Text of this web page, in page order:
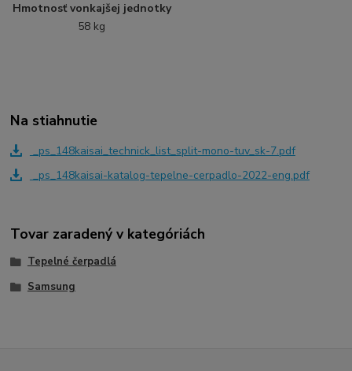
Hmotnosť vonkajšej jednotky
58 kg
Na stiahnutie
_ps_148kaisai_technick_list_split-mono-tuv_sk-7.pdf
_ps_148kaisai-katalog-tepelne-cerpadlo-2022-eng.pdf
Tovar zaradený v kategóriách
Tepelné čerpadlá
Samsung